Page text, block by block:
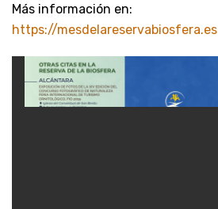
Más información en:
https://mesdelareservabiosfera.es